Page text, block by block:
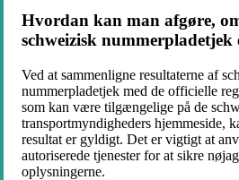
Hvordan kan man afgøre,
schweizisk nummerpladetjek
Ved at sammenligne resultaterne af
nummerpladetjek med de officielle
som kan være tilgængelige på de
transportmyndigheders hjemmeside,
resultat er gyldigt. Det er vigtigt at
autoriserede tjenester for at sikre
oplysningerne.